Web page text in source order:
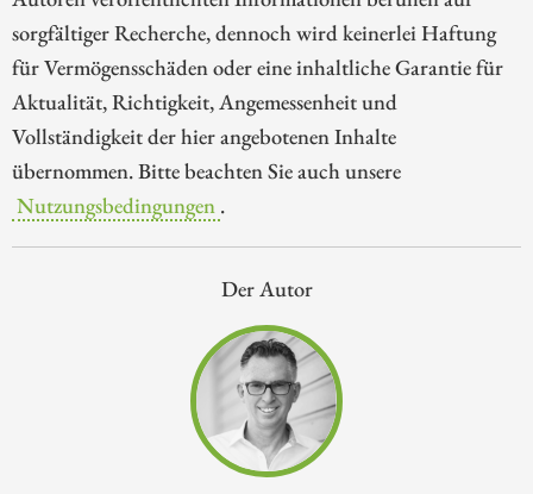
sorgfältiger Recherche, dennoch wird keinerlei Haftung
für Vermögensschäden oder eine inhaltliche Garantie für
Aktualität, Richtigkeit, Angemessenheit und
Vollständigkeit der hier angebotenen Inhalte
übernommen. Bitte beachten Sie auch unsere
Nutzungsbedingungen .
Der Autor